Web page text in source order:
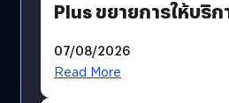
Plus ขยายการให้บริก
โดยตรง
07/08/2026
Read More